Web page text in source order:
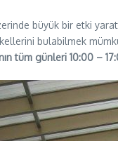
büyük bir etki
bulabilmek
tüm günleri 10:00 –